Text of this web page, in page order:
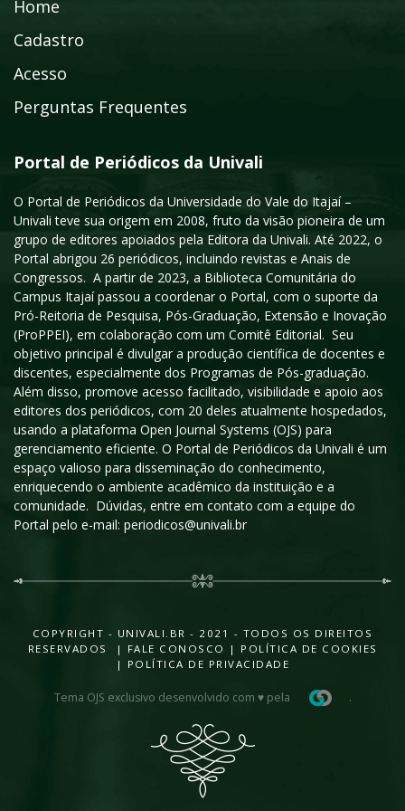
Home
Cadastro
Acesso
Perguntas Frequentes
Portal de Periódicos da Univali
O Portal de Periódicos da Universidade do Vale do Itajaí –
Univali teve sua origem em 2008, fruto da visão pioneira de um
grupo de editores apoiados pela Editora da Univali. Até 2022, o
Portal abrigou 26 periódicos, incluindo revistas e Anais de
Congressos. A partir de 2023, a Biblioteca Comunitária do
Campus Itajaí passou a coordenar o Portal, com o suporte da
Pró-Reitoria de Pesquisa, Pós-Graduação, Extensão e Inovação
(ProPPEI), em colaboração com um Comitê Editorial. Seu
objetivo principal é divulgar a produção científica de docentes e
discentes, especialmente dos Programas de Pós-graduação.
Além disso, promove acesso facilitado, visibilidade e apoio aos
editores dos periódicos, com 20 deles atualmente hospedados,
usando a plataforma Open Journal Systems (OJS) para
gerenciamento eficiente. O Portal de Periódicos da Univali é um
espaço valioso para disseminação do conhecimento,
enriquecendo o ambiente acadêmico da instituição e a
comunidade. Dúvidas, entre em contato com a equipe do
Portal pelo e-mail: periodicos@univali.br
COPYRIGHT - UNIVALI.BR - 2021 - TODOS OS DIREITOS
RESERVADOS |
FALE CONOSCO | POLÍTICA DE COOKIES
| POLÍTICA DE PRIVACIDADE
Tema OJS exclusivo desenvolvido com ♥ pela .